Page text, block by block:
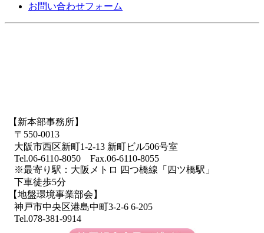
お問い合わせフォーム
【新本部事務所】
〒550-0013
大阪市西区新町1-2-13 新町ビル506号室
Tel.06-6110-8050 Fax.06-6110-8055
※最寄り駅：大阪メトロ 四つ橋線「四ツ橋駅」
下車徒歩5分
【地盤環境事業部会】
神戸市中央区港島中町3-2-6 6-205
Tel.078-381-9914